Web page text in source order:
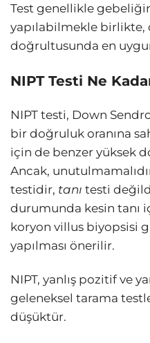
Test genellikle
yapılabilmekle
doğrultusunda en
NIPT Testi Ne
NIPT testi, Down
bir doğruluk oranına
için de benzer yüksek
Ancak,
testidir, tanı testi
durumunda kesin tanı
koryon villus biyopsisi
yapılması önerilir.
NIPT, yanlış pozitif ve
geleneksel tarama
düşüktür.